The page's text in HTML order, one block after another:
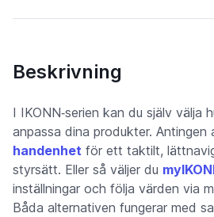
Beskrivning
I IKONN‑serien kan du själv välja
anpassa dina produkter. Antingen
handenhet för ett taktilt,
styrsätt. Eller så väljer du
inställningar och följa värden via
Båda alternativen fungerar med